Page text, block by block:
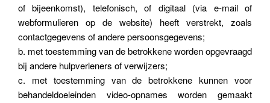
of bijeenkomst), telefonisch, of digitaal (via e-mail of
webformulieren op de website) heeft verstrekt, zoals
contactgegevens of andere persoonsgegevens;
b. met toestemming van de betrokkene worden opgevraagd
bij andere hulpverleners of verwijzers;
c. met toestemming van de betrokkene kunnen voor
behandeldoeleinden video-opnames worden gemaakt